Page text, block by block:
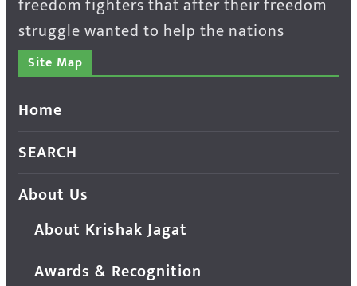
freedom fighters that after their freedom
struggle wanted to help the nations
Site Map
Home
SEARCH
About Us
About Krishak Jagat
Awards & Recognition